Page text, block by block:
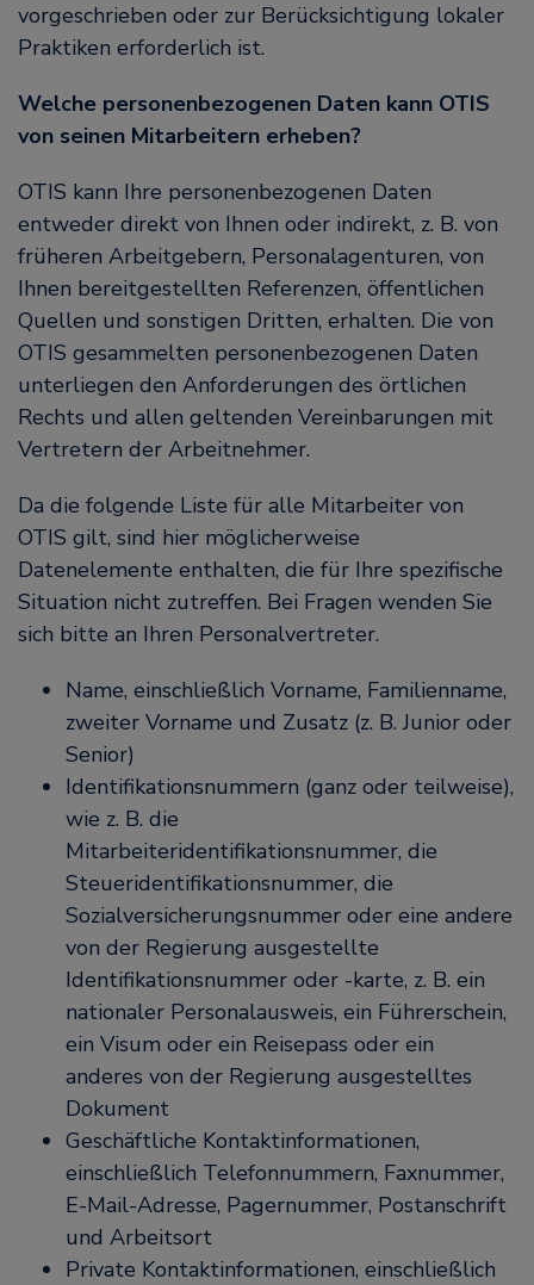
vorgeschrieben oder zur Berücksichtigung lokaler
Praktiken erforderlich ist.
Welche personenbezogenen Daten kann OTIS
von seinen Mitarbeitern erheben?
OTIS kann Ihre personenbezogenen Daten
entweder direkt von Ihnen oder indirekt, z. B. von
früheren Arbeitgebern, Personalagenturen, von
Ihnen bereitgestellten Referenzen, öffentlichen
Quellen und sonstigen Dritten, erhalten. Die von
OTIS gesammelten personenbezogenen Daten
unterliegen den Anforderungen des örtlichen
Rechts und allen geltenden Vereinbarungen mit
Vertretern der Arbeitnehmer.
Da die folgende Liste für alle Mitarbeiter von
OTIS gilt, sind hier möglicherweise
Datenelemente enthalten, die für Ihre spezifische
Situation nicht zutreffen. Bei Fragen wenden Sie
sich bitte an Ihren Personalvertreter.
Name, einschließlich Vorname, Familienname,
zweiter Vorname und Zusatz (z. B. Junior oder
Senior)
Identifikationsnummern (ganz oder teilweise),
wie z. B. die
Mitarbeiteridentifikationsnummer, die
Steueridentifikationsnummer, die
Sozialversicherungsnummer oder eine andere
von der Regierung ausgestellte
Identifikationsnummer oder -karte, z. B. ein
nationaler Personalausweis, ein Führerschein,
ein Visum oder ein Reisepass oder ein
anderes von der Regierung ausgestelltes
Dokument
Geschäftliche Kontaktinformationen,
einschließlich Telefonnummern, Faxnummer,
E-Mail-Adresse, Pagernummer, Postanschrift
und Arbeitsort
Private Kontaktinformationen, einschließlich